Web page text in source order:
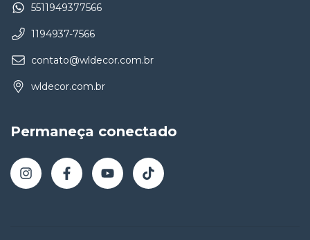
5511949377566
1194937-7566
contato@wldecor.com.br
wldecor.com.br
Permaneça conectado